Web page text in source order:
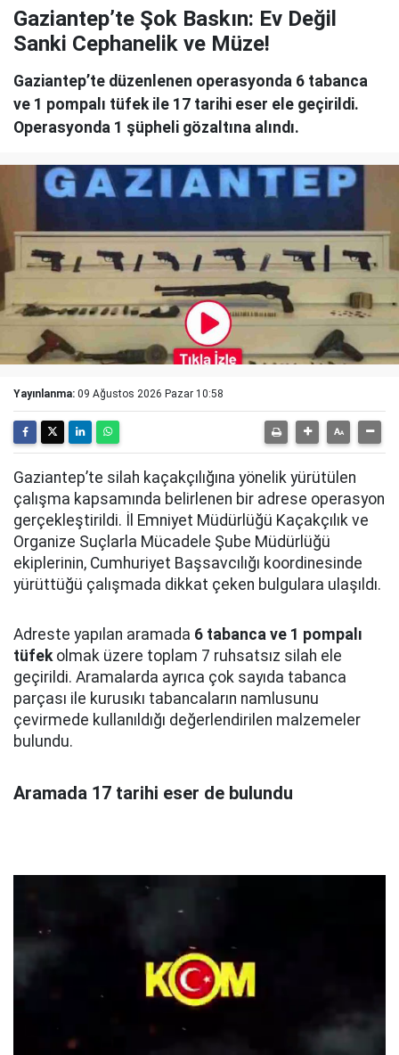
Gaziantep’te Şok Baskın: Ev Değil
Sanki Cephanelik ve Müze!
Gaziantep’te düzenlenen operasyonda 6 tabanca
ve 1 pompalı tüfek ile 17 tarihi eser ele geçirildi.
Operasyonda 1 şüpheli gözaltına alındı.
Yayınlanma: 09 Ağustos 2026 Pazar 10:58
Gaziantep’te silah kaçakçılığına yönelik yürütülen
çalışma kapsamında belirlenen bir adrese operasyon
gerçekleştirildi. İl Emniyet Müdürlüğü Kaçakçılık ve
Organize Suçlarla Mücadele Şube Müdürlüğü
ekiplerinin, Cumhuriyet Başsavcılığı koordinesinde
yürüttüğü çalışmada dikkat çeken bulgulara ulaşıldı.
Adreste yapılan aramada 6 tabanca ve 1 pompalı
tüfek olmak üzere toplam 7 ruhsatsız silah ele
geçirildi. Aramalarda ayrıca çok sayıda tabanca
parçası ile kurusıkı tabancaların namlusunu
çevirmede kullanıldığı değerlendirilen malzemeler
bulundu.
Aramada 17 tarihi eser de bulundu